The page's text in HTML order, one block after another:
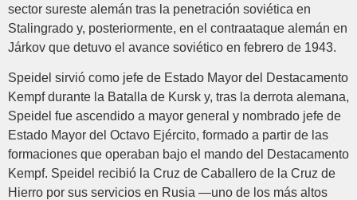
sector sureste alemán tras la penetración soviética en
Stalingrado y, posteriormente, en el contraataque alemán en
Járkov que detuvo el avance soviético en febrero de 1943.
Speidel sirvió como jefe de Estado Mayor del Destacamento
Kempf durante la Batalla de Kursk y, tras la derrota alemana,
Speidel fue ascendido a mayor general y nombrado jefe de
Estado Mayor del Octavo Ejército, formado a partir de las
formaciones que operaban bajo el mando del Destacamento
Kempf. Speidel recibió la Cruz de Caballero de la Cruz de
Hierro por sus servicios en Rusia —uno de los más altos